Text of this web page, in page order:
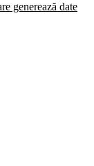
generează date